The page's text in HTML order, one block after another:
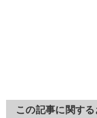
この記事に関す